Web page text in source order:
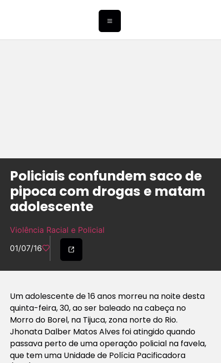
Policiais confundem saco de
pipoca com drogas e matam
adolescente
Violência Racial e Policial
01/07/16
Um adolescente de 16 anos morreu na noite desta
quinta-feira, 30, ao ser baleado na cabeça no
Morro do Borel, na Tijuca, zona norte do Rio.
Jhonata Dalber Matos Alves foi atingido quando
passava perto de uma operação policial na favela,
que tem uma Unidade de Polícia Pacificadora